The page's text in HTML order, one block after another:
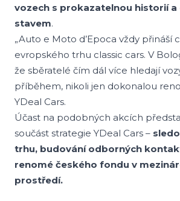
vozech s prokazatelnou historií a
stavem.
„Auto e Moto d’Epoca vždy přináší
evropského trhu classic cars. V
že sběratelé čím dál více hledají
příběhem, nikoli jen dokonalou
YDeal Cars.
Účast na podobných akcích
součást strategie YDeal Cars –
trhu, budování odborných
renomé českého fondu v
prostředí.